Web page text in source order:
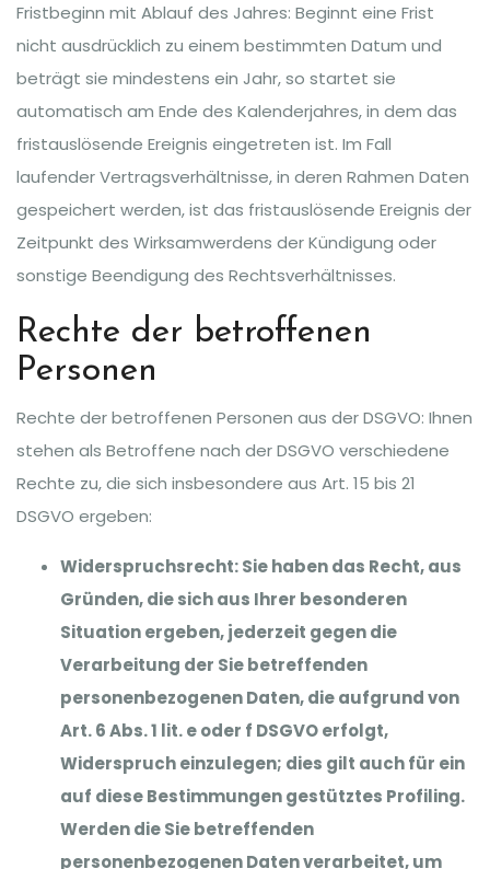
Fristbeginn mit Ablauf des Jahres: Beginnt eine Frist
nicht ausdrücklich zu einem bestimmten Datum und
beträgt sie mindestens ein Jahr, so startet sie
automatisch am Ende des Kalenderjahres, in dem das
fristauslösende Ereignis eingetreten ist. Im Fall
laufender Vertragsverhältnisse, in deren Rahmen Daten
gespeichert werden, ist das fristauslösende Ereignis der
Zeitpunkt des Wirksamwerdens der Kündigung oder
sonstige Beendigung des Rechtsverhältnisses.
Rechte der betroffenen
Personen
Rechte der betroffenen Personen aus der DSGVO: Ihnen
stehen als Betroffene nach der DSGVO verschiedene
Rechte zu, die sich insbesondere aus Art. 15 bis 21
DSGVO ergeben:
Widerspruchsrecht: Sie haben das Recht, aus
Gründen, die sich aus Ihrer besonderen
Situation ergeben, jederzeit gegen die
Verarbeitung der Sie betreffenden
personenbezogenen Daten, die aufgrund von
Art. 6 Abs. 1 lit. e oder f DSGVO erfolgt,
Widerspruch einzulegen; dies gilt auch für ein
auf diese Bestimmungen gestütztes Profiling.
Werden die Sie betreffenden
personenbezogenen Daten verarbeitet, um